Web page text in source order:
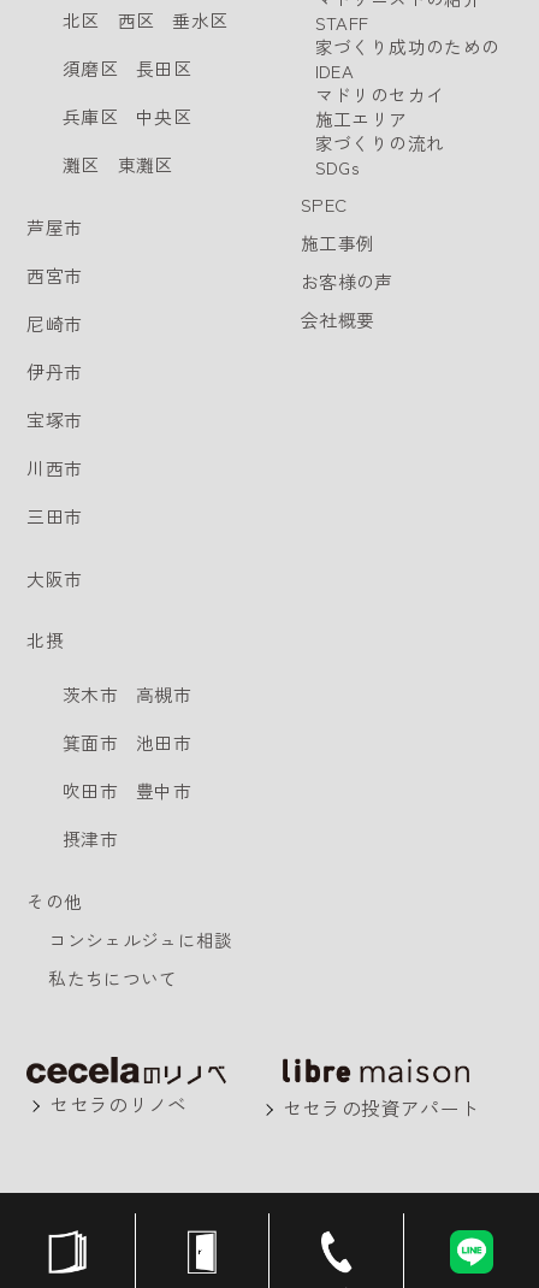
北区 西区
垂水区
須磨区
長田区
兵庫区
中央区
灘区
東灘区
芦屋市
西宮市
尼崎市
伊丹市
宝塚市
川西市
三田市
大阪市
北摂
茨木市
高槻市
箕面市
池田市
吹田市
豊中市
摂津市
その他
コンシェルジュに相談
私たちについて
STAFF
家づくり成功のための
IDEA
マドリのセカイ
施工エリア
家づくりの流れ
SDGs
SPEC
施工事例
お客様の声
会社概要
セセラのリノベ セセラの投資アパート